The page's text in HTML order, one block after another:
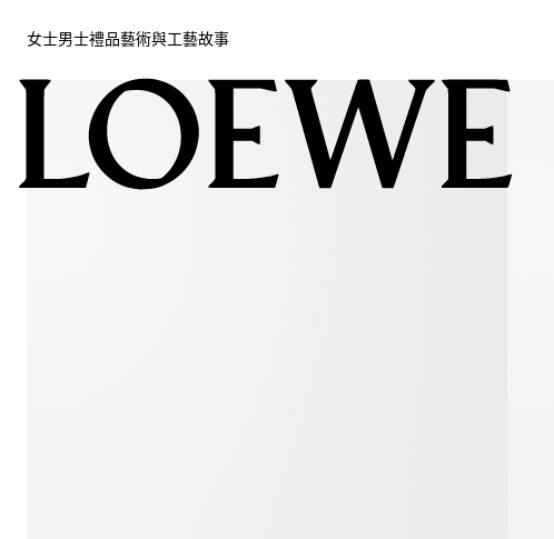
女士男士禮品藝術與工藝故事
女士
藝術與工藝